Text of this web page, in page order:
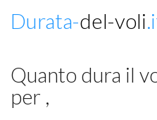
Durata-del-voli
Quanto dura il
per ,